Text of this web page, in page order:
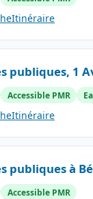
Itinéraire
publiques, 1
Accessible PMR
Itinéraire
publiques à
Accessible PMR